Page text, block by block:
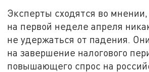
Эксперты сходятся во
на первой неделе апреля
не удержаться от падения.
на завершение налогового
повышающего спрос на